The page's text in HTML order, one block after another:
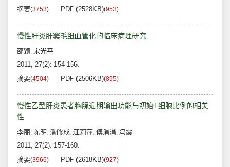
摘要(3753) PDF (2528KB)(953)
慢性肝炎肝窦毛细血管化的临床病理研究
邵颖, 宋光平
2011, 27(2): 154-156.
摘要(4504) PDF (2506KB)(895)
慢性乙型肝炎患者胸腺近期输出功能与初始T细胞比例的相关
性
李丽, 陈明 , 潘修成, 汪莉萍, 傅涓涓, 冯霞
2011, 27(2): 157-160.
摘要(3966) PDF (2618KB)(927)